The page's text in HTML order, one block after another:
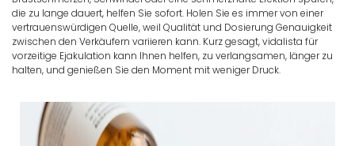
die zu lange dauert, helfen Sie sofort. Holen Sie es immer von einer
vertrauenswürdigen Quelle, weil Qualität und Dosierung Genauigkeit
zwischen den Verkäufern variieren kann. Kurz gesagt, vidalista für
vorzeitige Ejakulation kann Ihnen helfen, zu verlangsamen, länger zu
halten, und genießen Sie den Moment mit weniger Druck.